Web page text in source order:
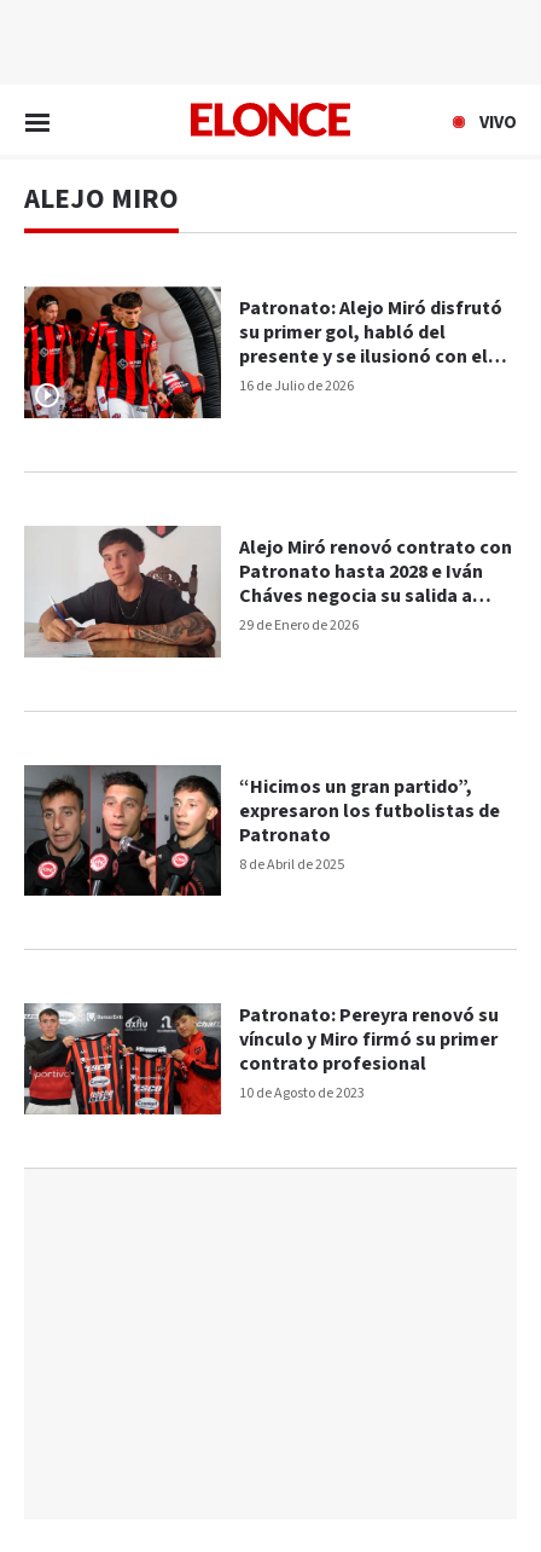
VIVO
ALEJO MIRO
16 de Julio de 2026
Patronato: Alejo Miró disfrutó
su primer gol, habló del
presente y se ilusionó con el
futuro
29 de Enero de 2026
Alejo Miró renovó contrato con
Patronato hasta 2028 e Iván
Cháves negocia su salida a
Ecuador
8 de Abril de 2025
“Hicimos un gran partido”,
expresaron los futbolistas de
Patronato
10 de Agosto de 2023
Patronato: Pereyra renovó su
vínculo y Miro firmó su primer
contrato profesional